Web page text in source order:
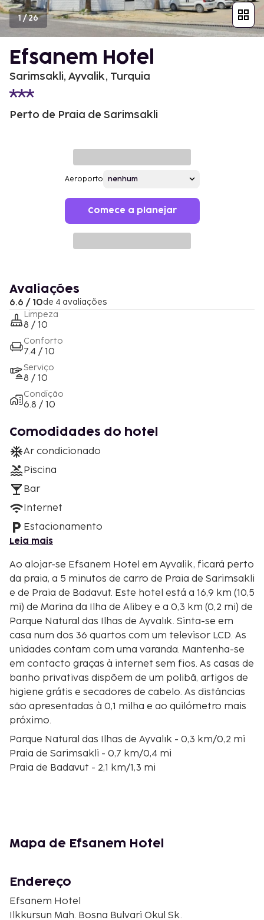
1/26
Efsanem Hotel
Sarimsakli, Ayvalik, Turquia
Perto de Praia de Sarimsakli
Aeroporto
Comece a planejar
Avaliações
6.6 / 10de 4 avaliações
Limpeza
8 / 10
Conforto
7.4 / 10
Serviço
8 / 10
Condição
6.8 / 10
Comodidades do hotel
Ar condicionado
Piscina
Bar
Internet
Estacionamento
Leia mais
Ao alojar-se Efsanem Hotel em Ayvalik, ficará perto
da praia, a 5 minutos de carro de Praia de Sarimsakli
e de Praia de Badavut. Este hotel está a 16,9 km (10,5
mi) de Marina da Ilha de Alibey e a 0,3 km (0,2 mi) de
Parque Natural das Ilhas de Ayvalık. Sinta-se em
casa num dos 36 quartos com um televisor LCD. As
unidades contam com uma varanda. Mantenha-se
em contacto graças à internet sem fios. As casas de
banho privativas dispõem de um polibã, artigos de
higiene grátis e secadores de cabelo. As distâncias
são apresentadas à 0,1 milha e ao quilómetro mais
próximo.
Parque Natural das Ilhas de Ayvalık - 0,3 km/0,2 mi
Praia de Sarimsakli - 0,7 km/0,4 mi
Praia de Badavut - 2,1 km/1,3 mi
Mercado de Peixe - 8,4 km/5,2 mi
Mercado de Pulgas de Ayvalık - 8,5 km/5,3 mi
Mercado - 8,6 km/5,4 mi
Saatli Cami - 8,9 km/5,5 mi
Igreja de Taksiyarhis - 9 km/5,6 mi
Mapa de Efsanem Hotel
Endereço
Efsanem Hotel
Ilkkursun Mah. Bosna Bulvari Okul Sk.